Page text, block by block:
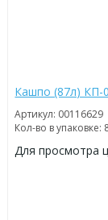
Кашпо (87л) КП-
Артикул: 00116629
Кол-во в упаковке:
Для просмотра